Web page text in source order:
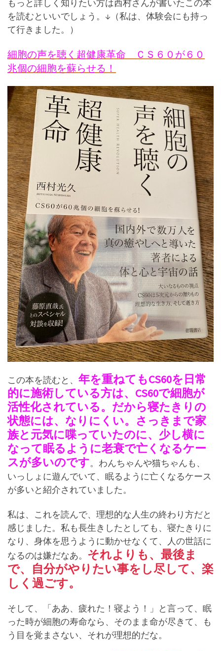
もっと詳しく知りたい方は西村さんが書いたこの本
を読むといいでしょう。↓（私は、体験会にも持っ
て行きました。）
細胞の声を聴く超健康革命 ＣＳ６０が６０
兆個の細胞を蘇らせる！
この本を読むと、 年を重ねてもCS60を日常
的に施術している方は、CS60で細胞が
活性化されている。だから寝たきりの
状態には、なりにくい。さっきまで家
族と元気に喋っていたのに、少し横に
なって眠るように老衰で亡くなるケー
スが多いのです。わんちゃんや猫ちゃんも、
いっしょに遊んでいて、眠るように亡くなるケース
が多いと紹介されていました。
私は、これを読んで、理想的な人生の終わり方だと
感じました。私も長生きしたとしても、寝たきりに
なり、身体を思うように動かせなくて、人の世話に
なるのは嫌だなあ。 それよりも、最後ま
で、自分がやりたい事をし尽して、楽
しく過ごす。
そして、「ああ、疲れた！寝よう！」と言って、眠
った時が細胞の寿命なら、そのまま命が尽きて、も
う目を覚まさない、それが理想的だな。